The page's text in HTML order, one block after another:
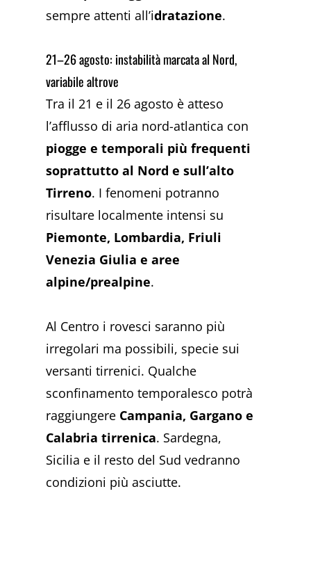
sempre attenti all’idratazione.
21–26 agosto: instabilità marcata al Nord,
variabile altrove
Tra il 21 e il 26 agosto è atteso
l’afflusso di aria nord-atlantica con
piogge e temporali più frequenti
soprattutto al Nord e sull’alto
Tirreno. I fenomeni potranno
risultare localmente intensi su
Piemonte, Lombardia, Friuli
Venezia Giulia e aree
alpine/prealpine.
Al Centro i rovesci saranno più
irregolari ma possibili, specie sui
versanti tirrenici. Qualche
sconfinamento temporalesco potrà
raggiungere Campania, Gargano e
Calabria tirrenica. Sardegna,
Sicilia e il resto del Sud vedranno
condizioni più asciutte.